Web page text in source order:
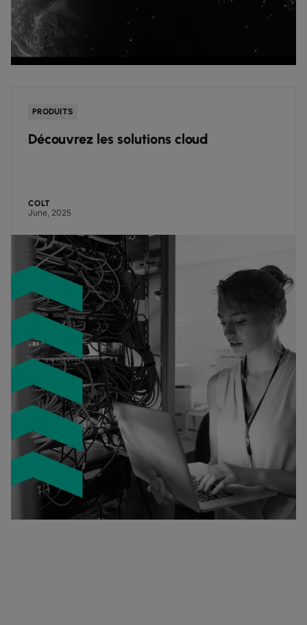
PRODUITS
Découvrez les solutions cloud
COLT
June, 2025